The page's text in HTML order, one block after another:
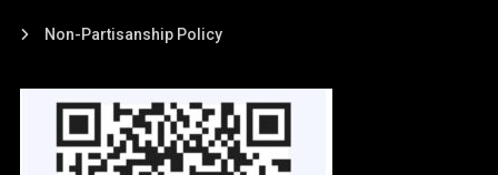
Non-Partisanship Policy